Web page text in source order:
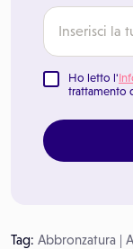
Ho letto l'
trattamento
Tag: Abbronzatura |